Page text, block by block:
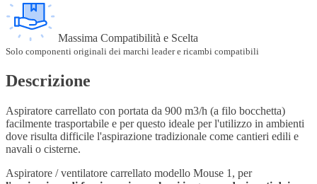
Massima Compatibilità e Scelta
Solo componenti originali dei marchi leader e ricambi compatibili
Descrizione
Aspiratore carrellato con portata da 900 m3/h (a filo bocchetta)
facilmente trasportabile e per questo ideale per l'utilizzo in ambienti
dove risulta difficile l'aspirazione tradizionale come cantieri edili e
navali o cisterne.
Aspiratore / ventilatore carrellato modello Mouse 1, per